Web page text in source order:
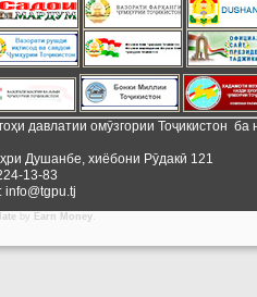
давлатии омӯзгории Тоҷикистон
Душанбе, хиёбони Рӯдакӣ 121
13-83
info@tgpu.tj
by Earn Money.